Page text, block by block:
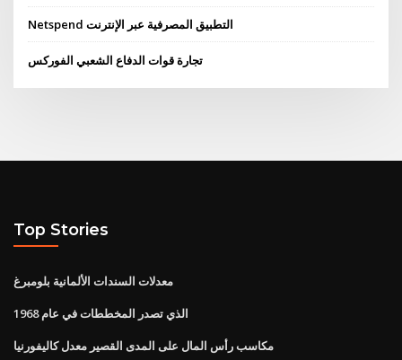
Netspend التطبيق المصرفية عبر الإنترنت
تجارة قوات الدفاع الشعبي الفوركس
Top Stories
معدلات السندات الألمانية بلومبرغ
الذي تصدر المخططات في عام 1968
مكاسب رأس المال على المدى القصير معدل كاليفورنيا